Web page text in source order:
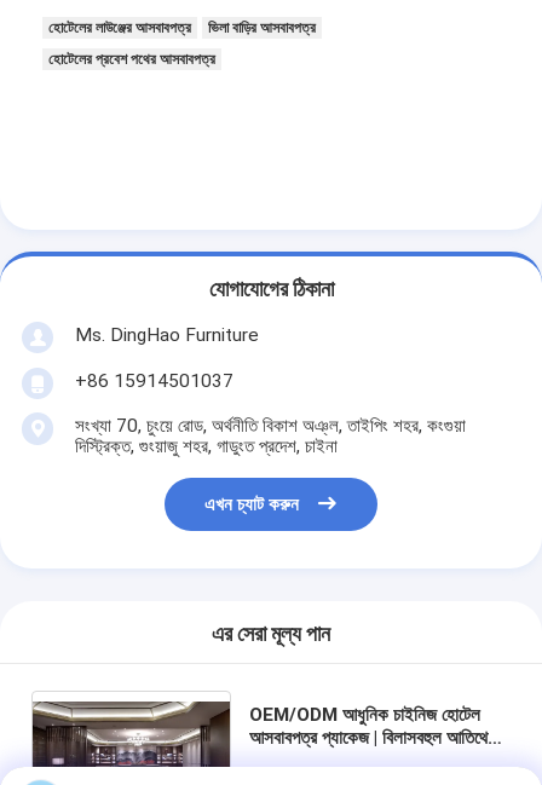
হোটেলের লাউঞ্জের আসবাবপত্র
ভিলা বাড়ির আসবাবপত্র
হোটেলের প্রবেশ পথের আসবাবপত্র
যোগাযোগের ঠিকানা
Ms. DingHao Furniture
+86 15914501037
সংখ্যা 70, চুংয়ে রোড, অর্থনীতি বিকাশ অঞ্ল, তাইপিং শহর, কংগুয়া
দিস্ট্রিক্ত, গুংয়াজু শহর, গাডুংত প্রদেশ, চাইনা
এখন চ্যাট করুন
এর সেরা মূল্য পান
OEM/ODM আধুনিক চাইনিজ হোটেল
আসবাবপত্র প্যাকেজ | বিলাসবহুল আতিথেয়তা